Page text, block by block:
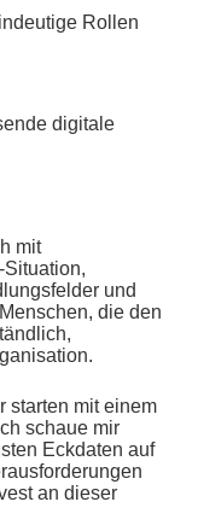
Rollen
digitale
mit
Situation,
und
die den
starten mit einem
schaue mir
Eckdaten auf
an dieser